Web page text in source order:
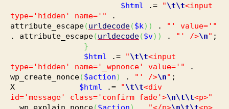
$html
.= "\t\t<input
type='hidden' name='"
.
attribute_escape(urldecode($k) ) .
"' value='"
. attribute_escape(urldecode($v) ) . "' />\n" ;
}
$html
.= "\t\t<input
type='hidden' name='_wpnonce' value='"
.
wp_create_nonce($action) . "' />\n" ;
X $html .= "\t\t<div
id='message' class='confirm fade'>\n\t\t<p>"
. wp_explain_nonce($action) . "</p>\n\t\t<p>